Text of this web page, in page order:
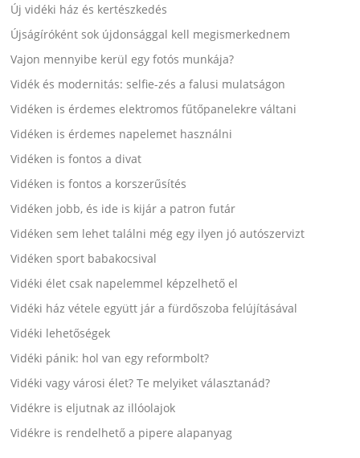
Új vidéki ház és kertészkedés
Újságíróként sok újdonsággal kell megismerkednem
Vajon mennyibe kerül egy fotós munkája?
Vidék és modernitás: selfie-zés a falusi mulatságon
Vidéken is érdemes elektromos fűtőpanelekre váltani
Vidéken is érdemes napelemet használni
Vidéken is fontos a divat
Vidéken is fontos a korszerűsítés
Vidéken jobb, és ide is kijár a patron futár
Vidéken sem lehet találni még egy ilyen jó autószervizt
Vidéken sport babakocsival
Vidéki élet csak napelemmel képzelhető el
Vidéki ház vétele együtt jár a fürdőszoba felújításával
Vidéki lehetőségek
Vidéki pánik: hol van egy reformbolt?
Vidéki vagy városi élet? Te melyiket választanád?
Vidékre is eljutnak az illóolajok
Vidékre is rendelhető a pipere alapanyag